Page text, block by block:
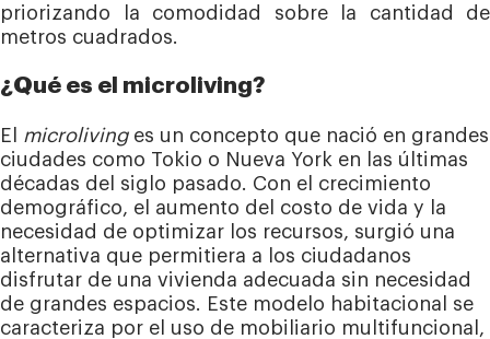
priorizando la comodidad sobre la cantidad de
metros cuadrados.
¿Qué es el microliving?
El microliving es un concepto que nació en grandes
ciudades como Tokio o Nueva York en las últimas
décadas del siglo pasado. Con el crecimiento
demográfico, el aumento del costo de vida y la
necesidad de optimizar los recursos, surgió una
alternativa que permitiera a los ciudadanos
disfrutar de una vivienda adecuada sin necesidad
de grandes espacios. Este modelo habitacional se
caracteriza por el uso de mobiliario multifuncional,